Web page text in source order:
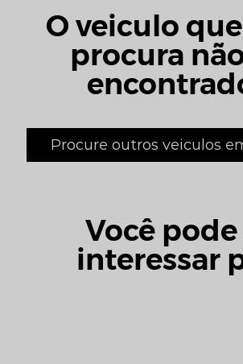
O veiculo
procura
Procure outros veiculos
Você pode
interessar